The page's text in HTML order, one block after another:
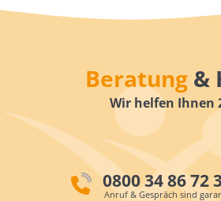
Beratung &
Wir helfen Ihnen
0800 34 86 72
Anruf & Gespräch sind